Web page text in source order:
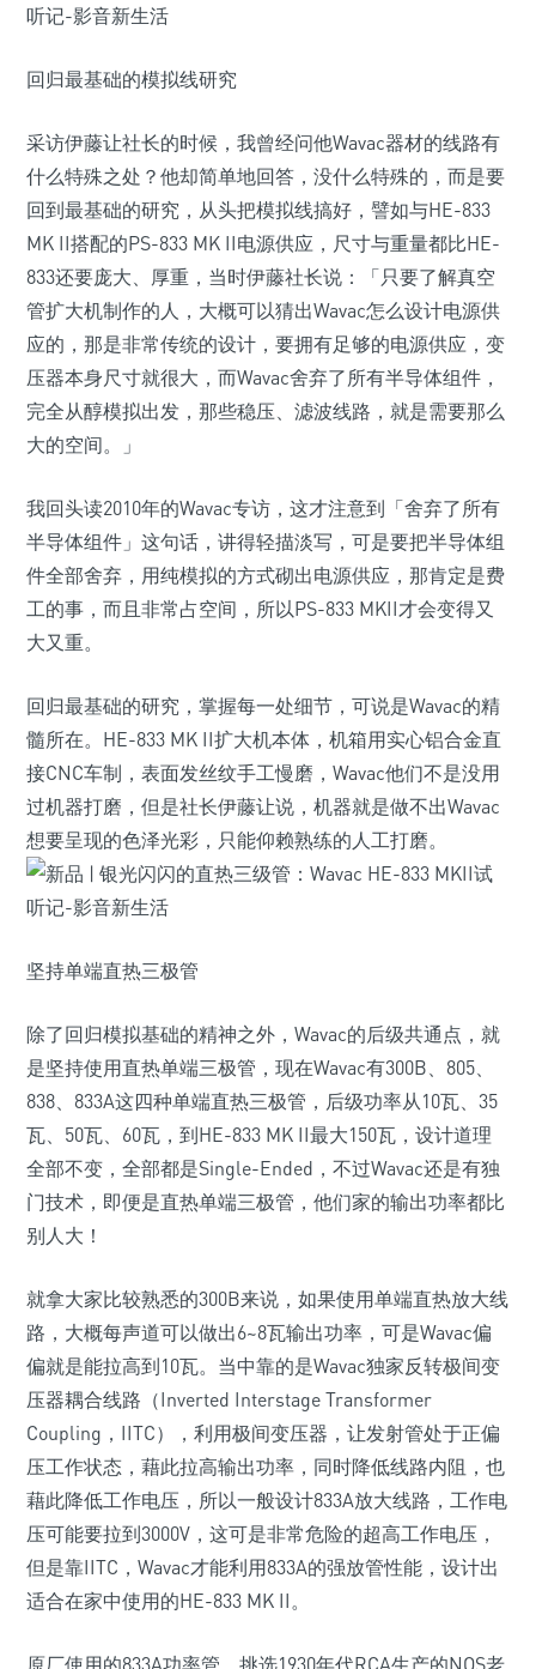
回归最基础的模拟线研究
采访伊藤让社长的时候，我曾经问他Wavac器材的线路有
什么特殊之处？他却简单地回答，没什么特殊的，而是要
回到最基础的研究，从头把模拟线搞好，譬如与HE-833
MK II搭配的PS-833 MK II电源供应，尺寸与重量都比HE-
833还要庞大、厚重，当时伊藤社长说：「只要了解真空
管扩大机制作的人，大概可以猜出Wavac怎么设计电源供
应的，那是非常传统的设计，要拥有足够的电源供应，变
压器本身尺寸就很大，而Wavac舍弃了所有半导体组件，
完全从醇模拟出发，那些稳压、滤波线路，就是需要那么
大的空间。」
我回头读2010年的Wavac专访，这才注意到「舍弃了所有
半导体组件」这句话，讲得轻描淡写，可是要把半导体组
件全部舍弃，用纯模拟的方式砌出电源供应，那肯定是费
工的事，而且非常占空间，所以PS-833 MKII才会变得又
大又重。
回归最基础的研究，掌握每一处细节，可说是Wavac的精
髓所在。HE-833 MK II扩大机本体，机箱用实心铝合金直
接CNC车制，表面发丝纹手工慢磨，Wavac他们不是没用
过机器打磨，但是社长伊藤让说，机器就是做不出Wavac
想要呈现的色泽光彩，只能仰赖熟练的人工打磨。
坚持单端直热三极管
除了回归模拟基础的精神之外，Wavac的后级共通点，就
是坚持使用直热单端三极管，现在Wavac有300B、805、
838、833A这四种单端直热三极管，后级功率从10瓦、35
瓦、50瓦、60瓦，到HE-833 MK II最大150瓦，设计道理
全部不变，全部都是Single-Ended，不过Wavac还是有独
门技术，即便是直热单端三极管，他们家的输出功率都比
别人大！
就拿大家比较熟悉的300B来说，如果使用单端直热放大线
路，大概每声道可以做出6~8瓦输出功率，可是Wavac偏
偏就是能拉高到10瓦。当中靠的是Wavac独家反转极间变
压器耦合线路（Inverted Interstage Transformer
Coupling，IITC），利用极间变压器，让发射管处于正偏
压工作状态，藉此拉高输出功率，同时降低线路内阻，也
藉此降低工作电压，所以一般设计833A放大线路，工作电
压可能要拉到3000V，这可是非常危险的超高工作电压，
但是靠IITC，Wavac才能利用833A的强放管性能，设计出
适合在家中使用的HE-833 MK II。
原厂使用的833A功率管，挑选1930年代RCA生产的NOS老